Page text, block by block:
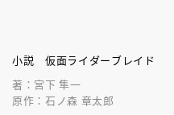
小説 仮面ライダーブレイド
著：宮下 隼一
原作：石ノ森 章太郎